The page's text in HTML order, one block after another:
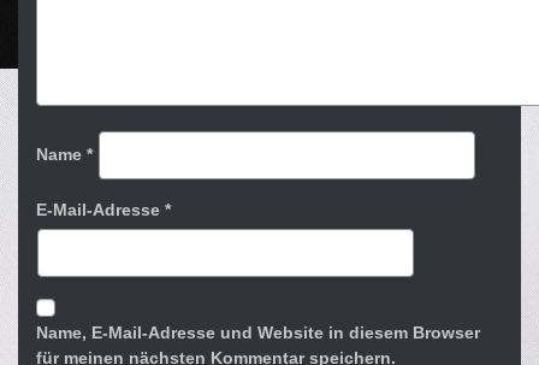
Name *
E-Mail-Adresse *
Name, E-Mail-Adresse und Website in diesem Browser
für meinen nächsten Kommentar speichern.